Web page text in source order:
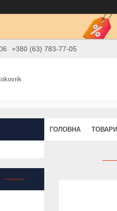
+380 (63) 783-77-05
ГОЛОВНА ТОВАРИ